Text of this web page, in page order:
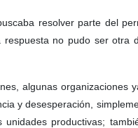
resolver parte del
respuesta no pudo ser otra
algunas organizaciones
y desesperación,
productivas;